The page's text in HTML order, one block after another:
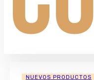
NUEVOS PRODUCTOS